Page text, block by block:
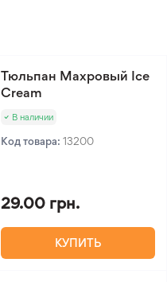
Тюльпан Махровый Ice
Cream
В наличии
Код товара: 13200
29.00 грн.
КУПИТЬ